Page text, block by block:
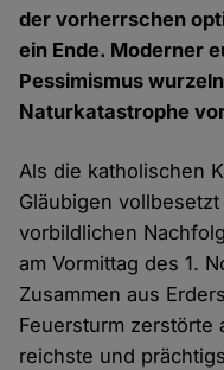
der vorherrschen
ein Ende. Moderner
Pessimismus
Naturkatastrophe
Als die katholischen
Gläubigen
vorbildlichen
am Vormittag des 1.
Zusammen aus
Feuersturm zerstörte
reichste und